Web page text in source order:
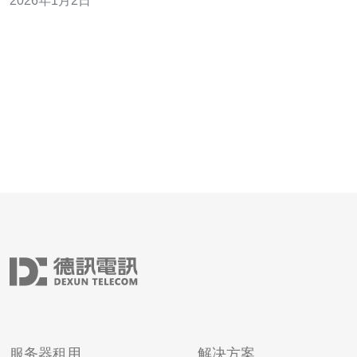
将详细评测香港CN2测试IP的速度和稳定性，帮助用户做
服务器租用 解决方案